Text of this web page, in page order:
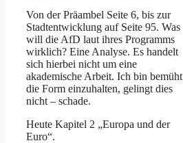
Von der Präambel Seite 6, bis zur
Stadtentwicklung auf Seite 95. Was
will die AfD laut ihres Programms
wirklich? Eine Analyse. Es handelt
sich hierbei nicht um eine
akademische Arbeit. Ich bin bemüht
die Form einzuhalten, gelingt dies
nicht – schade.
Heute Kapitel 2 „Europa und der
Euro“.